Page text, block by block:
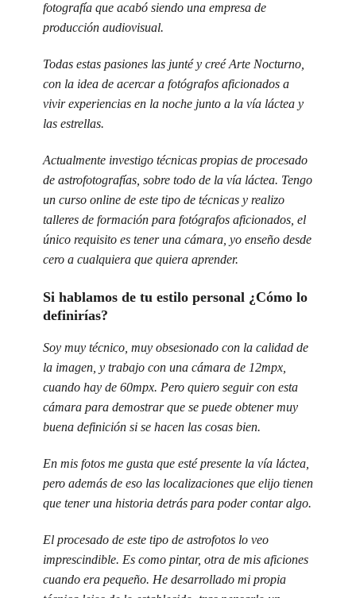
fotografía que acabó siendo una empresa de
producción audiovisual.
Todas estas pasiones las junté y creé Arte Nocturno,
con la idea de acercar a fotógrafos aficionados a
vivir experiencias en la noche junto a la vía láctea y
las estrellas.
Actualmente investigo técnicas propias de procesado
de astrofotografías, sobre todo de la vía láctea. Tengo
un curso online de este tipo de técnicas y realizo
talleres de formación para fotógrafos aficionados, el
único requisito es tener una cámara, yo enseño desde
cero a cualquiera que quiera aprender.
Si hablamos de tu estilo personal ¿Cómo lo
definirías?
Soy muy técnico, muy obsesionado con la calidad de
la imagen, y trabajo con una cámara de 12mpx,
cuando hay de 60mpx. Pero quiero seguir con esta
cámara para demostrar que se puede obtener muy
buena definición si se hacen las cosas bien.
En mis fotos me gusta que esté presente la vía láctea,
pero además de eso las localizaciones que elijo tienen
que tener una historia detrás para poder contar algo.
El procesado de este tipo de astrofotos lo veo
imprescindible. Es como pintar, otra de mis aficiones
cuando era pequeño. He desarrollado mi propia